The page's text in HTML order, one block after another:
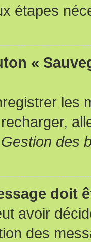
étapes
«
des
doit
avoir
des